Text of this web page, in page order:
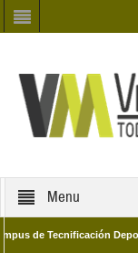
Menu
Tecnificación Deportiva